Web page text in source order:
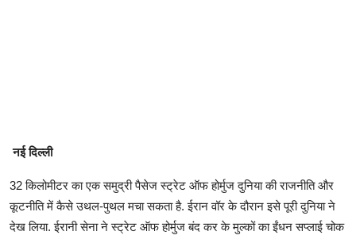
नई दिल्ली
32 किलोमीटर का एक समुद्री पैसेज स्ट्रेट ऑफ होर्मुज दुनिया की राजनीति और
कूटनीति में कैसे उथल-पुथल मचा सकता है. ईरान वॉर के दौरान इसे पूरी दुनिया ने
देख लिया. ईरानी सेना ने स्ट्रेट ऑफ होर्मुज बंद कर के मुल्कों का ईंधन सप्लाई चोक